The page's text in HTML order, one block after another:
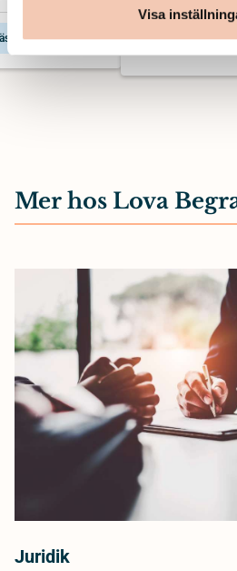
Visa
mer & få offert Läs mer & få
Mer hos Lova
Juridik